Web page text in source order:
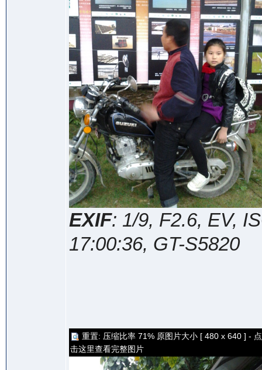
EXIF: 1/9, F2.6, EV,
17:00:36, GT-S5820
重置: 压缩比率 71% 原图片大小 [ 480 x 640 ] - 点
击这里查看完整图片